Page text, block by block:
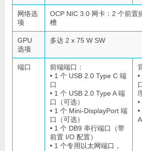
网络选
项
OCP NIC 3.0 网卡：2 个前置
槽
GPU
选项
多达 2 x 75 W SW
端口
前端端口：
• 1 个 USB 2.0 Type C 端
口
• 1 个 USB 2.0 Type A 端
口（可选）
• 1 个 Mini-DisplayPort 端
口（可选）
• 1 个 DB9 串行端口（带
前置 I/O 配置）
• 1 个专用以太网端口，